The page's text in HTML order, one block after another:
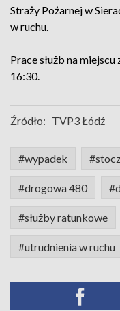
Straży Pożarnej w
w ruchu.
Prace służb na
16:30.
Źródło: TVP3 Łódź
#wypadek
#drogowa 480
#służby ratunkowe
#utrudnienia w ruchu